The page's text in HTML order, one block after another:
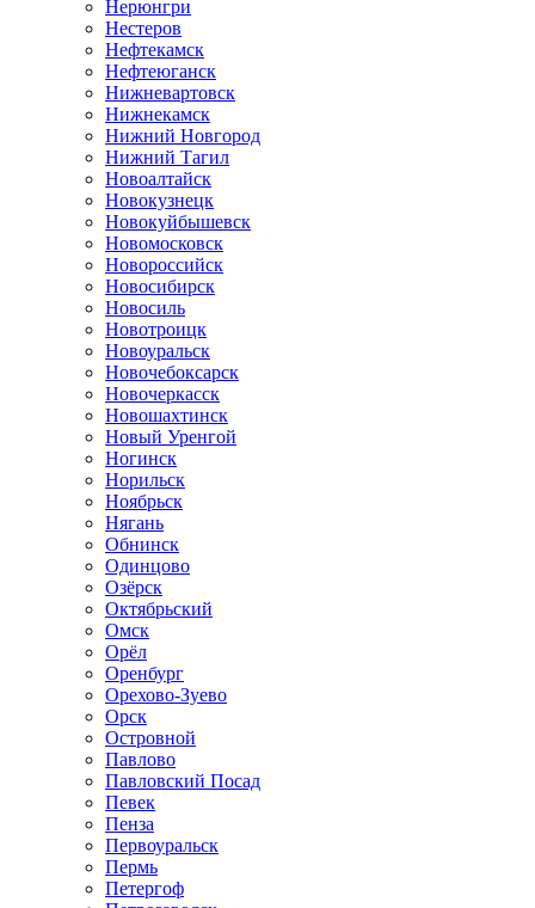
Нерюнгри
Нестеров
Нефтекамск
Нефтеюганск
Нижневартовск
Нижнекамск
Нижний Новгород
Нижний Тагил
Новоалтайск
Новокузнецк
Новокуйбышевск
Новомосковск
Новороссийск
Новосибирск
Новосиль
Новотроицк
Новоуральск
Новочебоксарск
Новочеркасск
Новошахтинск
Новый Уренгой
Ногинск
Норильск
Ноябрьск
Нягань
Обнинск
Одинцово
Озёрск
Октябрьский
Омск
Орёл
Оренбург
Орехово-Зуево
Орск
Островной
Павлово
Павловский Посад
Певек
Пенза
Первоуральск
Пермь
Петергоф